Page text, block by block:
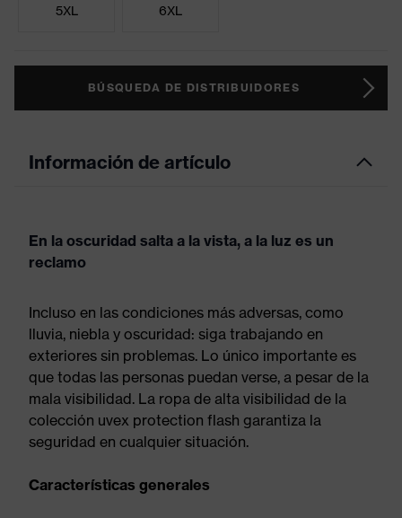
5XL 6XL
BÚSQUEDA DE DISTRIBUIDORES
Información de artículo
En la oscuridad salta a la vista, a la luz es un
reclamo
Incluso en las condiciones más adversas, como
lluvia, niebla y oscuridad: siga trabajando en
exteriores sin problemas. Lo único importante es
que todas las personas puedan verse, a pesar de la
mala visibilidad. La ropa de alta visibilidad de la
colección uvex protection flash garantiza la
seguridad en cualquier situación.
Características generales